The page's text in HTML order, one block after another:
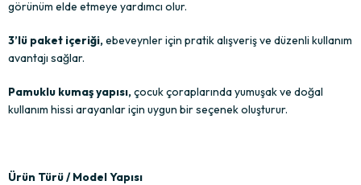
görünüm elde etmeye yardımcı olur.
3’lü paket içeriği,ebeveynler için pratik alışveriş ve düzenli kullanım
avantajı sağlar.
Pamuklu kumaş yapısı,çocuk çoraplarında yumuşak ve doğal
kullanım hissi arayanlar için uygun bir seçenek oluşturur.
Ürün Türü / Model Yapısı